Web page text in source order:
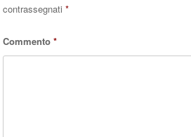
contrassegnati*
Commento*